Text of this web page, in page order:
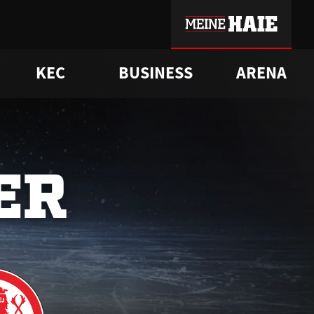
KEC BUSINESS ARENA